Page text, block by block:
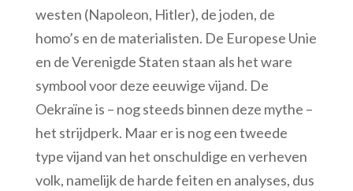
westen (Napoleon, Hitler), de joden, de
homo’s en de materialisten. De Europese Unie
en de Verenigde Staten staan als het ware
symbool voor deze eeuwige vijand. De
Oekraïne is – nog steeds binnen deze mythe –
het strijdperk. Maar er is nog een tweede
type vijand van het onschuldige en verheven
volk, namelijk de harde feiten en analyses, dus